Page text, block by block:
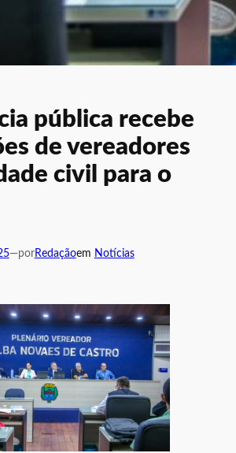
pública recebe
de vereadores
civil para o
—porRedaçãoem Notícias